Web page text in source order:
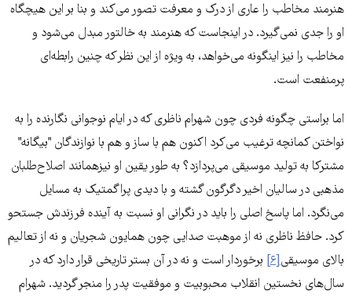
هنرمند مخاطب را عاری از درک و معرفت تصور می‌کند و بنا بر این هیچگاه
او را جدی نمی‌گیرد. در اینجاست که هنرمند به خالتور مبدل می‌شود و
مخاطب را نیز اینگونه می‌خواهد، به ویژه از این نظر که چنین رابطه‌ای
پرمنفعت است.
اما براستی چگونه فردی چون شهرام ناظری که در ایام نوجوانی نگارنده را به
نواختن کمانچه ترغیب می‌کرد اکنون هم با ساز و هم با نوازندگان "بیگانه"
مشترکا به تولید موسیقی می‌پردازد؟ به طور یقین او نیزهمانند اصلاح‌طلبان
مذهبی در سالیان اخیر دگرگون گشته و با دیدی پراگمتیک به مسایل
می‌نگرد. اما پاسخ اصلی را باید در نگرانی او نسبت به آینده فرزندش جستحو
کرد. حافظ ناظری نه از موهبت صدایی چون همایون شجریان و نه از تعالیم
بالای موسیقی[۶]
برخوردار است و نه در آن بستر تاریخی قرار دارد که در
سال‌های نخستین انقلاب محبوبیت و موفقیت پدر را منجر گردید. شهرام